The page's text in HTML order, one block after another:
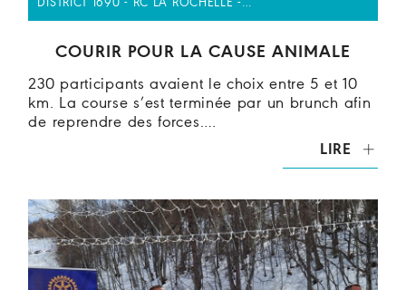
DISTRICT 1690 - RC LA ROCHELLE -…
COURIR POUR LA CAUSE ANIMALE
230 participants avaient le choix entre 5 et 10
km. La course s’est terminée par un brunch afin
de reprendre des forces.…
LIRE